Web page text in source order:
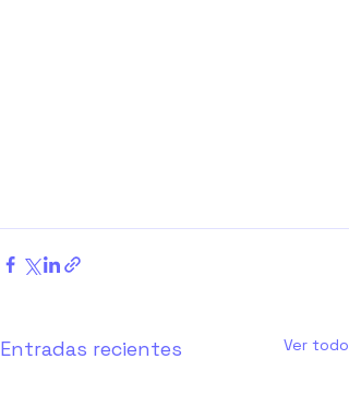
Entradas recientes Ver todo